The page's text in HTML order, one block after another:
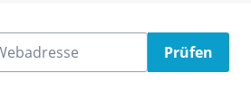
Prüfen